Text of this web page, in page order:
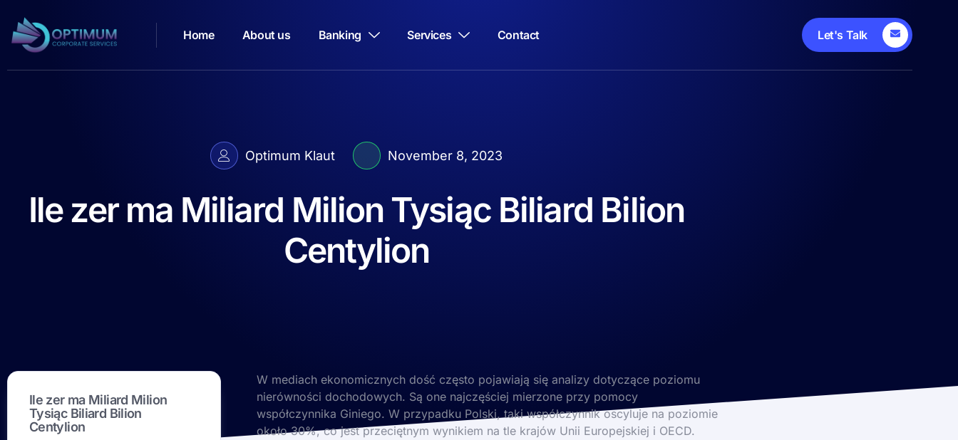
Home About us Banking Services Contact Let's Talk
Optimum Klaut November 8, 2023
Ile zer ma Miliard Milion Tysiąc Biliard Bilion
Centylion
Ile zer ma Miliard Milion
Tysiąc Biliard Bilion
Centylion
W mediach ekonomicznych dość często pojawiają się analizy dotyczące poziomu
nierówności dochodowych. Są one najczęściej mierzone przy pomocy
współczynnika Giniego. W przypadku Polski, taki współczynnik oscyluje na poziomie
około 30%, co jest przeciętnym wynikiem na tle krajów Unii Europejskiej i OECD.